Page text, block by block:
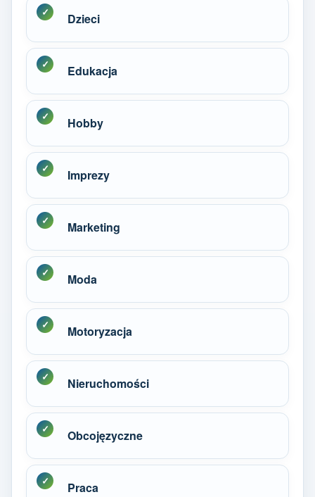
Dzieci
Edukacja
Hobby
Imprezy
Marketing
Moda
Motoryzacja
Nieruchomości
Obcojęzyczne
Praca